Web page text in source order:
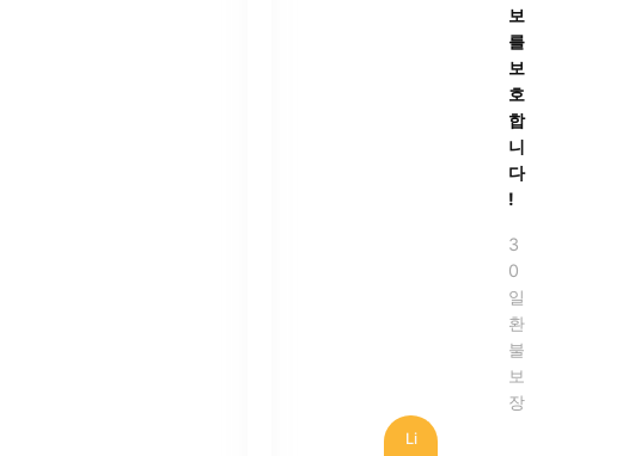
보
를
보
호
합
니
다
!
3
0
일
환
불
보
장
Li